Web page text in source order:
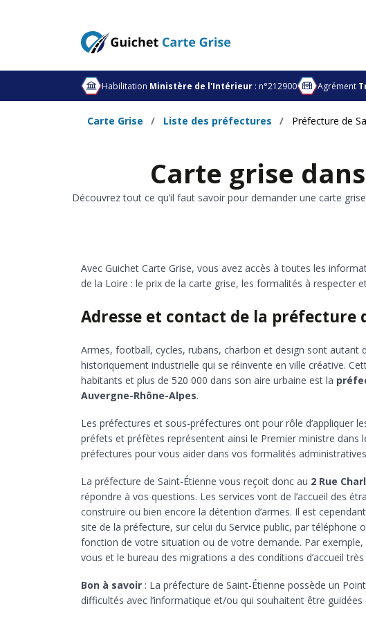
Habilitation Ministère de l'Intérieur : n°212900 Agrément
Carte Grise Liste des préfectures Préfecture de
Carte grise
Découvrez tout ce qu’il faut savoir pour demander une carte
Avec Guichet Carte Grise, vous avez accès à toutes les
de la Loire : le prix de la carte grise, les formalités à respecter
Adresse et contact de la préfecture
Armes, football, cycles, rubans, charbon et design sont autant
historiquement industrielle qui se réinvente en ville créative.
habitants et plus de 520 000 dans son aire urbaine est la
Auvergne-Rhône-Alpes.
Les préfectures et sous-préfectures ont pour rôle d’appliquer
préfets et préfètes représentent ainsi le Premier ministre
préfectures pour vous aider dans vos formalités
La préfecture de Saint-Étienne vous reçoit donc au 2 Rue
répondre à vos questions. Les services vont de l’accueil des
construire ou bien encore la détention d’armes. Il est
site de la préfecture, sur celui du Service public, par téléphone
fonction de votre situation ou de votre demande. Par
vous et le bureau des migrations a des conditions d’accueil
Bon à savoir : La préfecture de Saint-Étienne possède un
difficultés avec l’informatique et/ou qui souhaitent être guidées